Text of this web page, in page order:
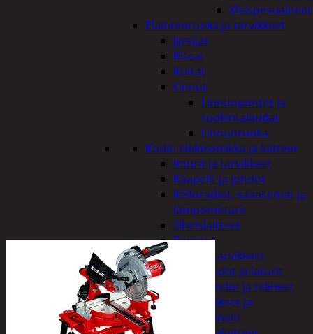
Yleispesuaineet
Eläintenruoka ja tarvikkeet
Jyrsijät
Kissat
Koirat
Linnut
Linnunpöntöt ja
ruokintalaudat
Linnunruoka
Kodin elektroniikka ja laitteet
Imurit ja tarvikkeet
Kaapelit ja johdot
Kelloradiot, sääasemat ja
lämpömittarit
Oheislaitteet
Paristot
Puhelintarvikkeet
Johdot ja laturit
Kotelot ja telineet
Tv-tarvikkeet ja
seinätelineet